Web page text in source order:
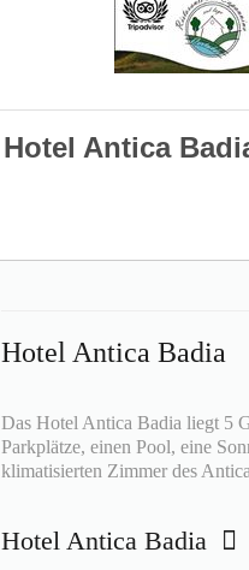
Hotel Antica
Hotel Antica Badia
Das Hotel Antica Badia liegt 5
Parkplätze, einen Pool, eine
klimatisierten Zimmer des
Hotel Antica Badia